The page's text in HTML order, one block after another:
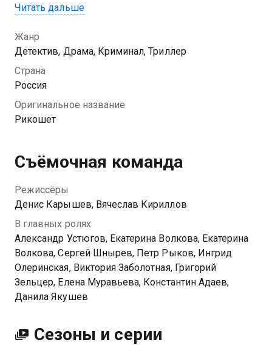
провинциального Аннинска. 20 лет назад Денис был
теперь возвращается домой на похороны родителей.
У него новые лицо, имя и документы. Лишь сестра
Ника знает, кем на самом деле является
новоприбывший Денис. Брат пытается защитить ее
отчего быстро оказывается в эпицентре
криминальных разборок.
можете совершенно бесплатно в хорошем HD
Читать дальше
Жанр
Детектив, Драма, Криминал, Триллер
Страна
Россия
Оригинальное название
Рикошет
Съёмочная команда
Режиссёры
Денис Карышев, Вячеслав Кириллов
В главных ролях
Александр Устюгов, Екатерина Волкова, Екатерина
Волкова, Сергей Шнырев, Петр Рыков, Ингрид
Олеринская, Виктория Заболотная, Григорий
Зельцер, Елена Муравьева, Константин Адаев,
Данила Якушев
Сезоны и серии